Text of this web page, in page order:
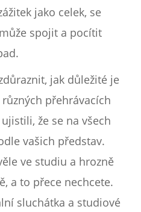
jako celek, se
spojit a pocítit
jak důležité je
přehrávacích
že se na všech
vašich představ.
ve studiu a hrozně
a to přece nechcete.
sluchátka a studiové